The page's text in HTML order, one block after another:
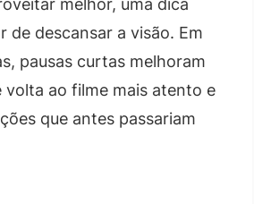
melhor, uma dica
de descansar a visão. Em
pausas curtas melhoram
volta ao filme mais atento e
que antes passariam